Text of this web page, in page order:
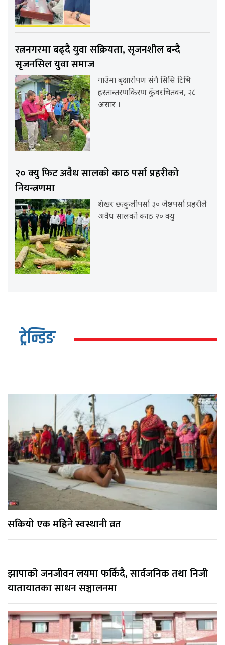
रत्ननगरमा बढ्दै युवा सक्रियता, सृजनशील बन्दै
सृजनसिल युवा समाज
गाउँमा बृक्षारोपण संगै सिसि टिभि
हस्तान्तरणकिरण कुँवरचितवन, २८
असार ।
२० क्यु फिट अवैध सालको काठ पर्सा प्रहरीको
नियन्त्रणमा
शेखर छत्कुलीपर्सा ३० जेष्ठपर्सा प्रहरीले
अवैध सालको काठ २० क्यु
ट्रेन्डिङ
सकियो एक महिने स्वस्थानी व्रत
झापाको जनजीवन लयमा फर्किँदै, सार्वजनिक तथा निजी
यातायातका साधन सञ्चालनमा